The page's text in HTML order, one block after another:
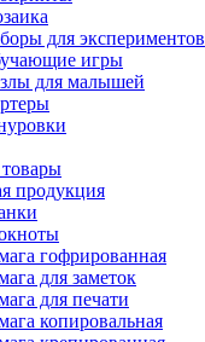
для экспериментов
игры
для малышей
продукция
гофрированная
для заметок
для печати
копировальная